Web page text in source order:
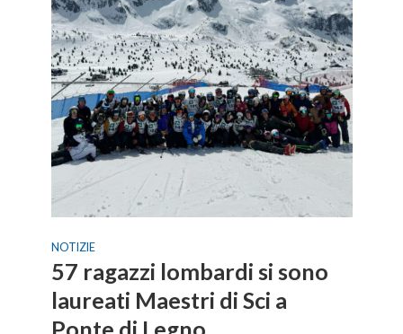
NOTIZIE
57 ragazzi lombardi si sono
laureati Maestri di Sci a
Ponte di Legno